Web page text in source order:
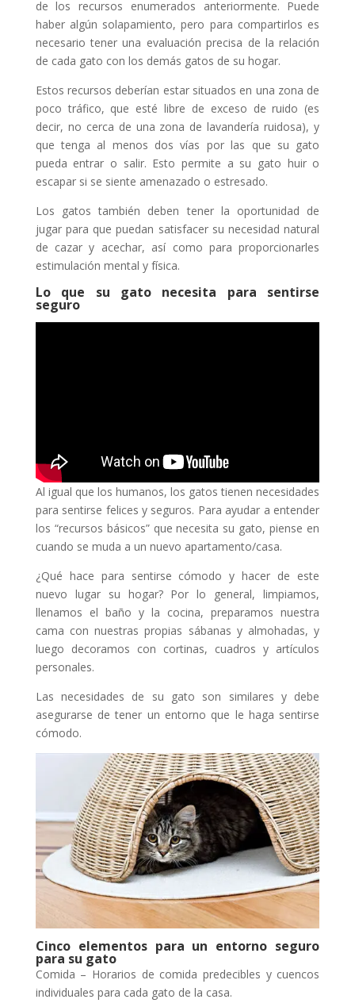
de los recursos enumerados anteriormente. Puede
haber algún solapamiento, pero para compartirlos es
necesario tener una evaluación precisa de la relación
de cada gato con los demás gatos de su hogar.
Estos recursos deberían estar situados en una zona de
poco tráfico, que esté libre de exceso de ruido (es
decir, no cerca de una zona de lavandería ruidosa), y
que tenga al menos dos vías por las que su gato
pueda entrar o salir. Esto permite a su gato huir o
escapar si se siente amenazado o estresado.
Los gatos también deben tener la oportunidad de
jugar para que puedan satisfacer su necesidad natural
de cazar y acechar, así como para proporcionarles
estimulación mental y física.
Lo que su gato necesita para sentirse
seguro
Al igual que los humanos, los gatos tienen necesidades
para sentirse felices y seguros. Para ayudar a entender
los “recursos básicos” que necesita su gato, piense en
cuando se muda a un nuevo apartamento/casa.
¿Qué hace para sentirse cómodo y hacer de este
nuevo lugar su hogar? Por lo general, limpiamos,
llenamos el baño y la cocina, preparamos nuestra
cama con nuestras propias sábanas y almohadas, y
luego decoramos con cortinas, cuadros y artículos
personales.
Las necesidades de su gato son similares y debe
asegurarse de tener un entorno que le haga sentirse
cómodo.
Cinco elementos para un entorno seguro
para su gato
Comida – Horarios de comida predecibles y cuencos
individuales para cada gato de la casa.